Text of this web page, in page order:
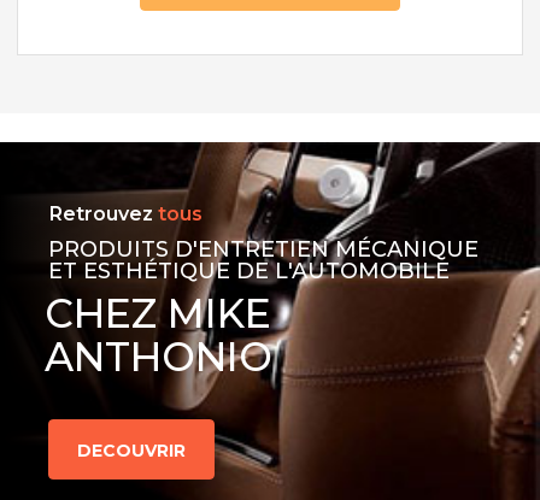
Retrouvez tous
PRODUITS D'ENTRETIEN MÉCANIQUE
ET ESTHÉTIQUE DE L'AUTOMOBILE
CHEZ MIKE
ANTHONIO
DECOUVRIR